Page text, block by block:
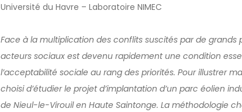
Université du Havre – Laboratoire NIMEC
Face à la multiplication des conflits suscités par de grands
acteurs sociaux est devenu rapidement une condition
l’acceptabilité sociale au rang des priorités. Pour illustrer
choisi d’étudier le projet d’implantation d’un parc éolien
de Nieul-le-Virouil en Haute Saintonge. La méthodologie